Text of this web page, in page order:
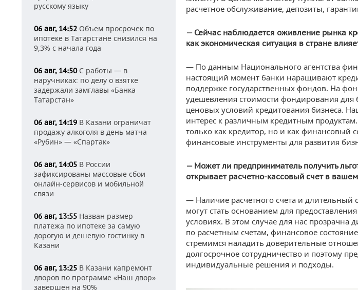
русскому языку
06 авг, 14:52 Объем просрочек по
ипотеке в Татарстане снизился на
9,3% с начала года
06 авг, 14:50С работы — в
наручниках: по делу о взятке
задержали замглавы «Банка
Татарстан»
06 авг, 14:19 В Казани ограничат
продажу алкоголя в день матча
«Рубин» — «Спартак»
06 авг, 14:05 В России
зафиксированы массовые сбои
онлайн-сервисов и мобильной
связи
06 авг, 13:55 Назван размер
платежа по ипотеке за самую
дорогую и дешевую гостинку в
Казани
06 авг, 13:25 В Казани капремонт
дворов по программе «Наш двор»
завершен на 90%
расчетное обслуживание, депозиты,
— Сейчас наблюдается оживление рынка
как экономическая ситуация в стране
— По данным Национального агентства
настоящий момент банки наращивают
поддержке государственных фондов. На
удешевления стоимости фондирования
ценовых условий кредитования бизнеса.
интерес к различным кредитным
только как кредитор, но и как финансовый
финансовые инструменты для развития
— Может ли предприниматель получить
открывает расчетно-кассовый счет в
— Наличие расчетного счета и длительный
могут стать основанием для
условиях. В этом случае для нас
по расчетным счетам, финансовое
стремимся наладить доверительные
долгосрочное сотрудничество и поэтому
индивидуальные решения и подходы.